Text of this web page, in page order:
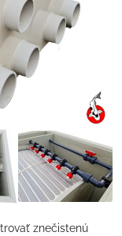
znečistenú